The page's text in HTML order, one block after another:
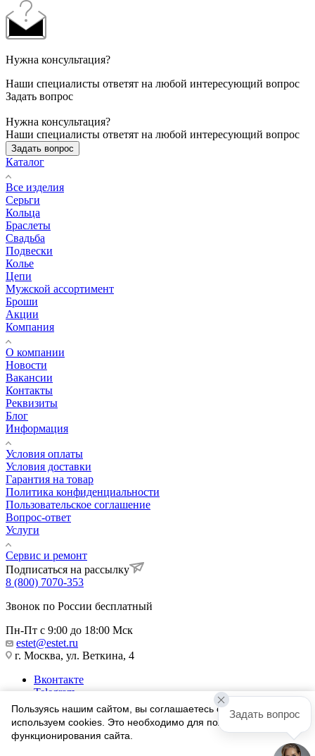
Нужна консультация?
Наши специалисты ответят на любой интересующий вопрос
Задать вопрос
Нужна консультация?
Наши специалисты ответят на любой интересующий вопрос
Задать вопрос
Каталог
Все изделия
Серьги
Кольца
Браслеты
Свадьба
Подвески
Колье
Цепи
Мужской ассортимент
Броши
Акции
Компания
О компании
Новости
Вакансии
Контакты
Реквизиты
Блог
Информация
Условия оплаты
Условия доставки
Гарантия на товар
Политика конфиденциальности
Пользовательское соглашение
Вопрос-ответ
Услуги
Сервис и ремонт
Подписаться на рассылку
8 (800) 7070-353
Звонок по России бесплатный
Пн-Пт с 9:00 до 18:00 Мск
estet@estet.ru
г. Москва, ул. Веткина, 4
Вконтакте
Telegram
Одноклассники
WhatsApp
1991-2026 © Ювелирный Дом ЭСТЕТ
Пользуясь нашим сайтом, вы соглашаетесь с тем, что мы
используем cookies. Это необходимо для полноценного
функционирования сайта.
Задать вопрос